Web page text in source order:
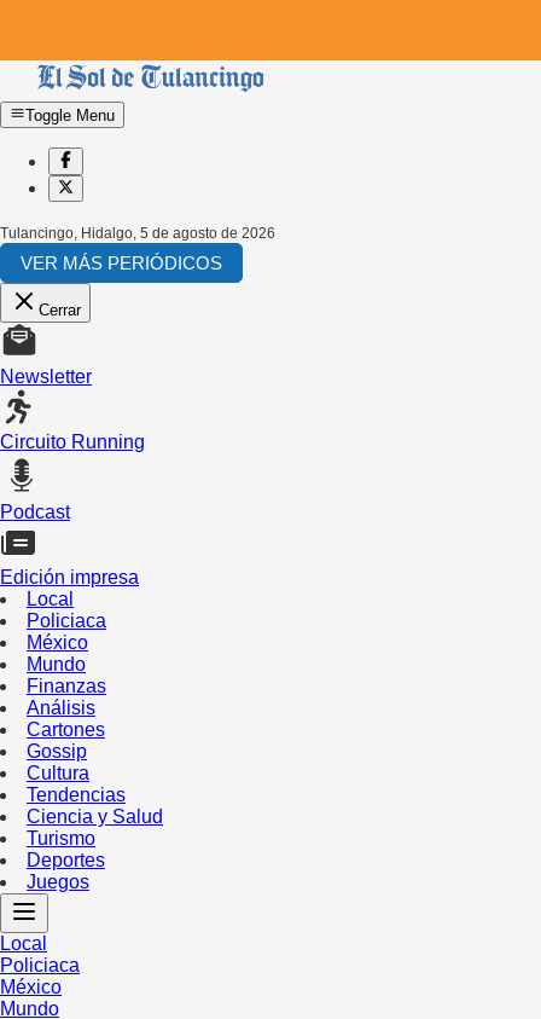
Toggle Menu
Tulancingo, Hidalgo, 5 de agosto de 2026
VER MÁS PERIÓDICOS
Cerrar
Newsletter
Circuito Running
Podcast
Edición impresa
Local
Policiaca
México
Mundo
Finanzas
Análisis
Cartones
Gossip
Cultura
Tendencias
Ciencia y Salud
Turismo
Deportes
Juegos
Local
Policiaca
México
Mundo